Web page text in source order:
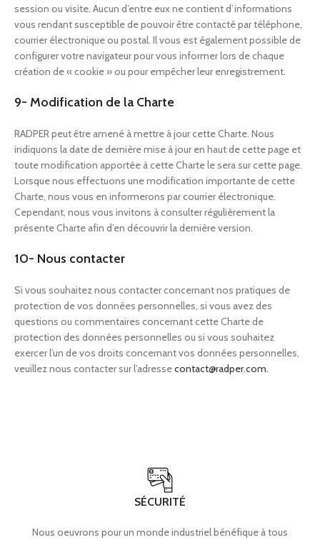
session ou visite. Aucun d’entre eux ne contient d’informations
vous rendant susceptible de pouvoir être contacté par téléphone,
courrier électronique ou postal. Il vous est également possible de
configurer votre navigateur pour vous informer lors de chaque
création de « cookie » ou pour empêcher leur enregistrement.
9- Modification de la Charte
RADPER peut être amené à mettre à jour cette Charte. Nous
indiquons la date de dernière mise à jour en haut de cette page et
toute modification apportée à cette Charte le sera sur cette page.
Lorsque nous effectuons une modification importante de cette
Charte, nous vous en informerons par courrier électronique.
Cependant, nous vous invitons à consulter régulièrement la
présente Charte afin d’en découvrir la dernière version.
10- Nous contacter
Si vous souhaitez nous contacter concernant nos pratiques de
protection de vos données personnelles, si vous avez des
questions ou commentaires concernant cette Charte de
protection des données personnelles ou si vous souhaitez
exercer l’un de vos droits concernant vos données personnelles,
veuillez nous contacter sur l’adressecontact@radper.com.
SÉCURITÉ
Nous oeuvrons pour un monde industriel bénéfique à tous